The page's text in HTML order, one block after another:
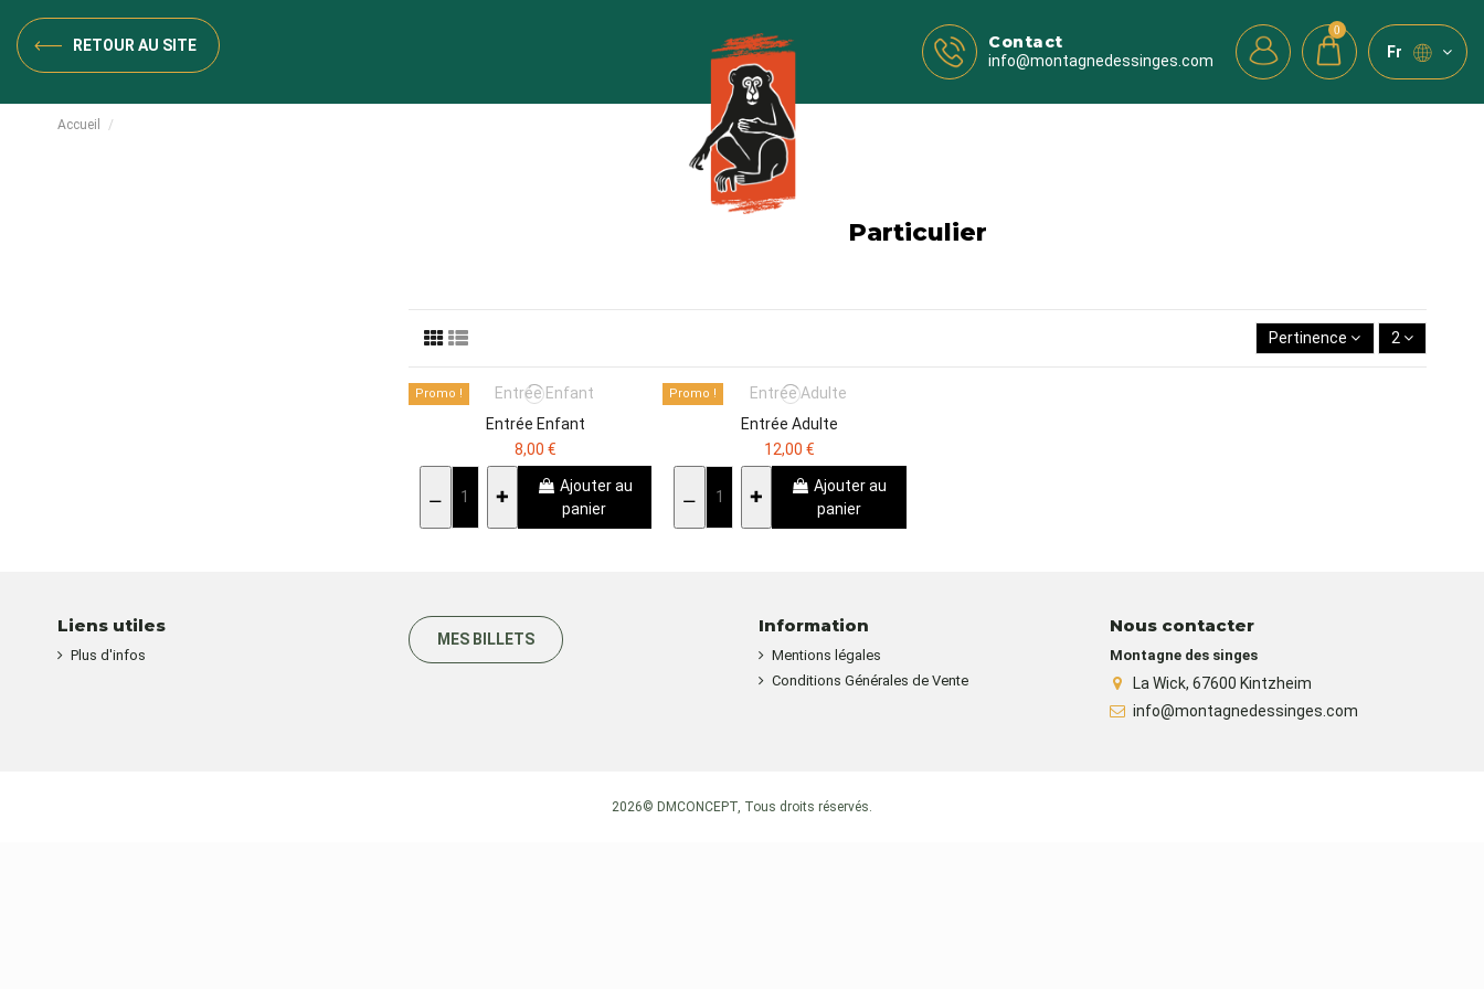
RETOUR AU SITE Contact
info@montagnedessinges.com
0
fr
Accueil
Particulier
Pertinence 2
Promo !
Entrée Enfant
8,00 €
Ajouter au
panier
Promo !
Entrée Adulte
12,00 €
Ajouter au
panier
Information
Mentions légales
Conditions Générales de Vente
Nous contacter
Montagne des singes
La Wick, 67600 Kintzheim
info@montagnedessinges.com
MES BILLETS
Liens utiles
Plus d'infos
2026© DMCONCEPT, Tous droits réservés.